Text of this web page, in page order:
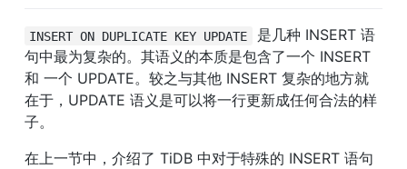
INSERT ON DUPLICATE KEY UPDATE
是几种 INSERT 语
句中最为复杂的。其语义的本质是包含了一个 INSERT
和 一个 UPDATE。较之与其他 INSERT 复杂的地方就
在于，UPDATE 语义是可以将一行更新成任何合法的样
子。
在上一节中，介绍了 TiDB 中对于特殊的 INSERT 语句